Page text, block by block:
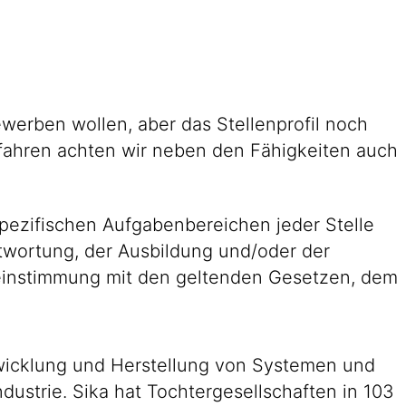
wollen, aber das Stellenprofil noch
achten wir neben den Fähigkeiten auch
Aufgabenbereichen jeder Stelle
der Ausbildung und/oder der
mit den geltenden Gesetzen, dem
und Herstellung von Systemen und
Sika hat Tochtergesellschaften in 103